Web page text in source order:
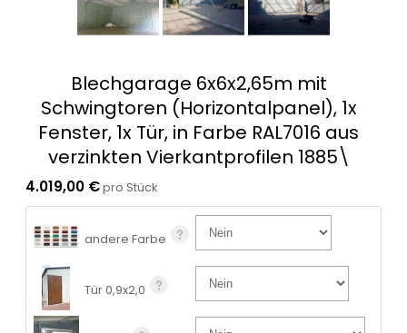
Blechgarage 6x6x2,65m mit
Schwingtoren (Horizontalpanel), 1x
Fenster, 1x Tür, in Farbe RAL7016 aus
verzinkten Vierkantprofilen 1885\
4.019,00 €pro Stück
andere Farbe
Tür 0,9x2,0